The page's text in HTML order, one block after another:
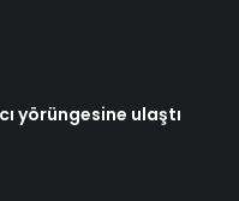
yörüngesine ulaştı